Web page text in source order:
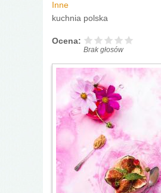
Inne
kuchnia polska
Ocena:
Brak głosów